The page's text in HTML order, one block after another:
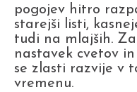
pogojev hitro
starejši listi,
tudi na mlajših.
nastavek cvetov
se zlasti razvije v
vremenu.